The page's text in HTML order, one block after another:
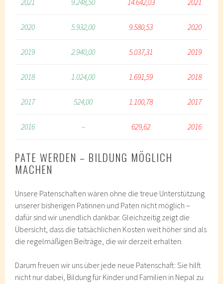
2021 9.248,50 14.642,03 2021
2020 5.932,00 9.580,53 2020
2019 2.940,00 5.037,31 2019
2018 1.024,00 1.691,59 2018
2017 524,00 1.100,78 2017
2016 – 629,62 2016
PATE WERDEN – BILDUNG MÖGLICH
MACHEN
Unsere Patenschaften wären ohne die treue Unterstützung
unserer bisherigen Patinnen und Paten nicht möglich –
dafür sind wir unendlich dankbar. Gleichzeitig zeigt die
Übersicht, dass die tatsächlichen Kosten weit höher sind als
die regelmäßigen Beiträge, die wir derzeit erhalten.
Darum freuen wir uns über jede neue Patenschaft: Sie hilft
nicht nur dabei, Bildung für Kinder und Familien in Nepal zu